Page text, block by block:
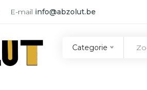
E-mail info@abzolut.be
Categorie